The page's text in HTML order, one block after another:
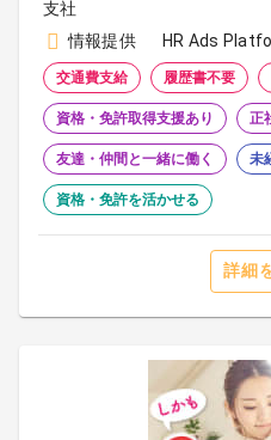
支社
情報提供
HR Ads
交通費支給 履歴書不要
資格・免許取得支援あり 正
友達・仲間と一緒に働く 未
資格・免許を活かせる
詳細